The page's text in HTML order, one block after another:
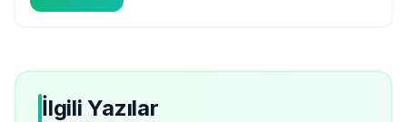
İlgili Yazılar